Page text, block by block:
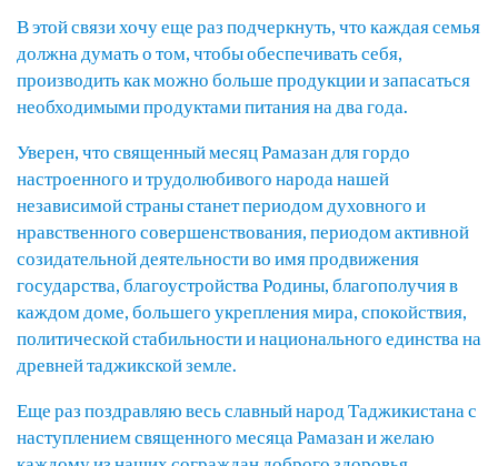
В этой связи хочу еще раз подчеркнуть, что каждая семья
должна думать о том, чтобы обеспечивать себя,
производить как можно больше продукции и запасаться
необходимыми продуктами питания на два года.
Уверен, что священный месяц Рамазан для гордо
настроенного и трудолюбивого народа нашей
независимой страны станет периодом духовного и
нравственного совершенствования, периодом активной
созидательной деятельности во имя продвижения
государства, благоустройства Родины, благополучия в
каждом доме, большего укрепления мира, спокойствия,
политической стабильности и национального единства на
древней таджикской земле.
Еще раз поздравляю весь славный народ Таджикистана с
наступлением священного месяца Рамазан и желаю